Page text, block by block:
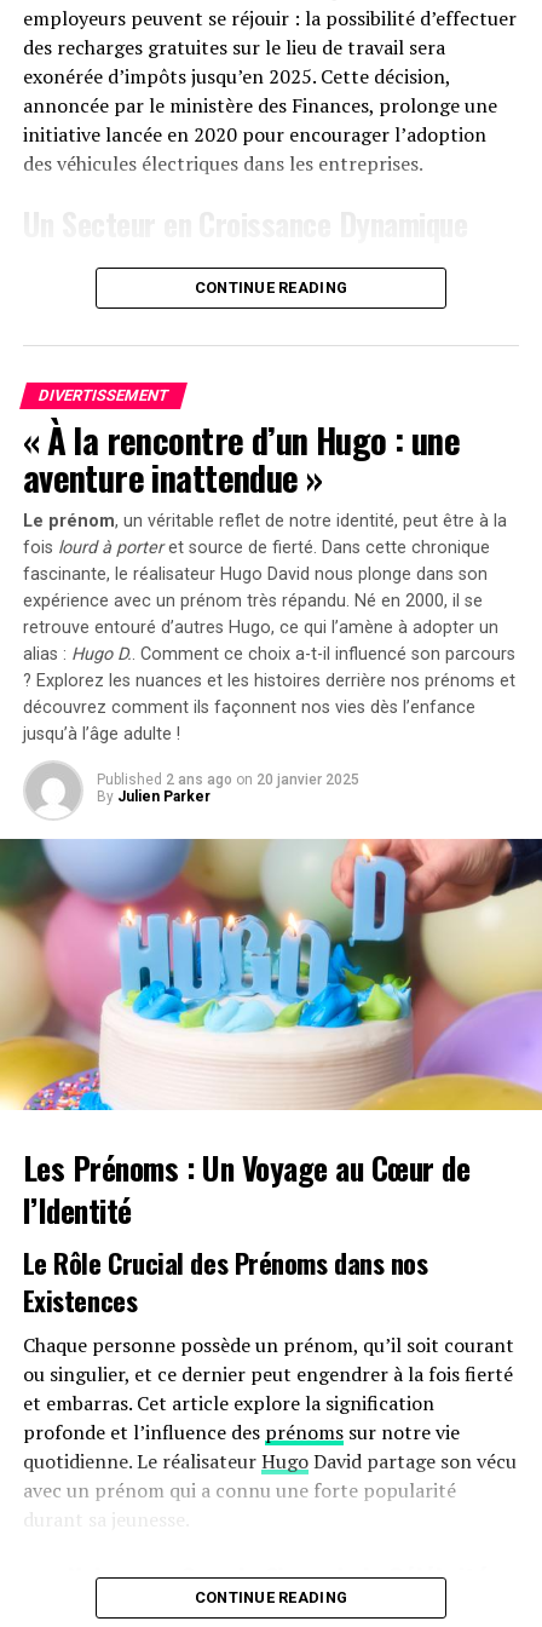
Le solarbank 2 AC est disponible sur le site officiel
d’Anker SOLIX ainsi que sur Amazon au prix standard de
1299 euros. Cependant, une offre promotionnelle
« early bird » sera active du20 janvier au 23 février
2025, permettant aux acheteurs intéressés d’acquérir
le Solarbank 2 AC représente une avancée significative
engagement envers la durabilité environnementale.
employeurs peuvent se réjouir : la possibilité d’effectuer
des recharges gratuites sur le lieu de travail sera
exonérée d’impôts jusqu’en 2025. Cette décision,
annoncée par le ministère des Finances, prolonge une
initiative lancée en 2020 pour encourager l’adoption
des véhicules électriques dans les entreprises.
Cette prolongation intervient à un moment clé, alors
que le marché des voitures électriques continue
En2023, les particuliers représentent désormais 84%
des acquisitions de véhicules électriques, contre
seulement 68% en 2018.
Concrètement,cette mesure permet aux sociétés
d’installer gratuitement des bornes de recharge pour
leurs employés sans impact fiscal. Les frais liés à
l’électricité pour ces recharges ne seront pas pris en
compte dans le calcul des avantages en nature. De plus,
un abattement de 50% sur ces avantages est maintenu
avec un plafond révisé à environ 2000 euros pour
l’année prochaine.
Accélération Vers une Mobilité Électrique
Cette initiative fait partie d’une stratégie globale visant
à promouvoir l’électrification du parc automobile
français. Cependant, les grandes entreprises
rencontrent encore des difficultés pour atteindre leurs
objectifs ; seulement 8% des nouveaux véhicules
immatriculés par ces entités étaient électriques en
2023. Ces incitations fiscales pourraient néanmoins
inciter davantage d’employeurs à franchir le
pas.Cependant, plusieurs défis demeurent concernant
les infrastructures nécessaires au chargement ainsi que
sur l’autonomie des véhicules et les perceptions parmi
bonus écologique pour les utilitaires et sa diminution
pour les particuliers pourraient freiner cet élan vers
une adoption plus large.
Avenir Prometteur Pour La Mobilité
Électrique
Malgré ces obstacles potentiels, il existe un optimisme
quant au futur de la mobilité électrique dans le milieu
professionnel. Les avancées technologiques continues
ainsi qu’un engagement croissant envers la durabilité
devraient continuer à favoriser cette tendance vers une
adoption accrue des véhicules écologiques.
jusqu’en 2025 et au-delà, le gouvernement délivre un
CONTINUE READING
DIVERTISSEMENT
« À la rencontre d’un Hugo : une
aventure inattendue »
Le prénom, un véritable reflet de notre identité, peut être à la
fois lourd à porteret source de fierté. Dans cette chronique
fascinante, le réalisateur Hugo David nous plonge dans son
expérience avec un prénom très répandu. Né en 2000, il se
retrouve entouré d’autres Hugo, ce qui l’amène à adopter un
alias : Hugo D.. Comment ce choix a-t-il influencé son parcours
? Explorez les nuances et les histoires derrière nos prénoms et
découvrez comment ils façonnent nos vies dès l’enfance
jusqu’à l’âge adulte !
Published 2 ans ago on 20 janvier 2025
By Julien Parker
Les Prénoms : Un Voyage au Cœur de
l’Identité
Le Rôle Crucial des Prénoms dans nos
Existences
Chaque personne possède un prénom, qu’il soit courant
ou singulier, et ce dernier peut engendrer à la fois fierté
et embarras. Cet article explore la signification
profonde et l’influence des prénomssur notre vie
quotidienne. Le réalisateurHugoDavid partage son vécu
avec un prénom qui a connu une forte popularité
durant sa jeunesse.
une Naissance Sous le Signe de la Célébrité
CONTINUE READING